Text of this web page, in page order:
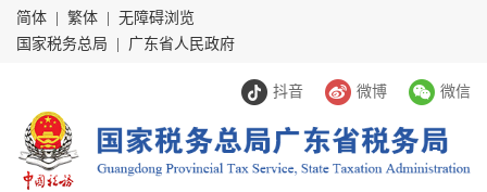
简体 繁体
无障碍浏览
国家税务总局
广东省人民政府
抖音 微博 微信